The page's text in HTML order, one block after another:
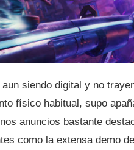
aun siendo digital y no
físico habitual, supo
anuncios bastante
como la extensa demo de